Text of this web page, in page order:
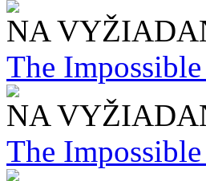
NA
The
NA
The